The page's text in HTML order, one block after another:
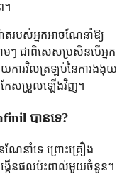
។
របស់អ្នកអាចណែនាំឱ្យ
ាមៗ ជាពិសេសប្រសិនបើអ្នក
យការវិលត្រឡប់នៃការងងុយ
ែសម្រួលឡើងវិញ។
បានទេ?
ណែនាំទេ ព្រោះគ្រឿង
ង្កើនផលប៉ះពាល់មួយចំនួន។